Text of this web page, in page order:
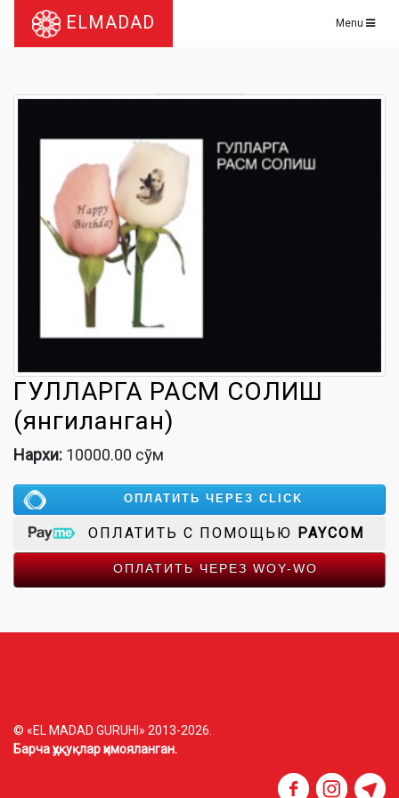
ELMADAD Menu
ГУЛЛАРГА РАСМ СОЛИШ
(янгиланган)
Нархи: 10000.00 сўм
ОПЛАТИТЬ ЧЕРЕЗ CLICK
ОПЛАТИТЬ С ПОМОЩЬЮ PAYCOM
ОПЛАТИТЬ ЧЕРЕЗ WOY-WO
© «EL MADAD GURUHI» 2013-2026.
Барча ҳуқуқлар ҳимояланган.